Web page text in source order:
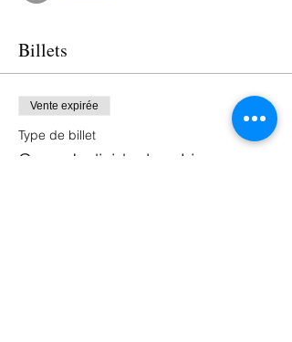
Billets
Vente expirée
Type de billet
Cours Individuel en Ligne